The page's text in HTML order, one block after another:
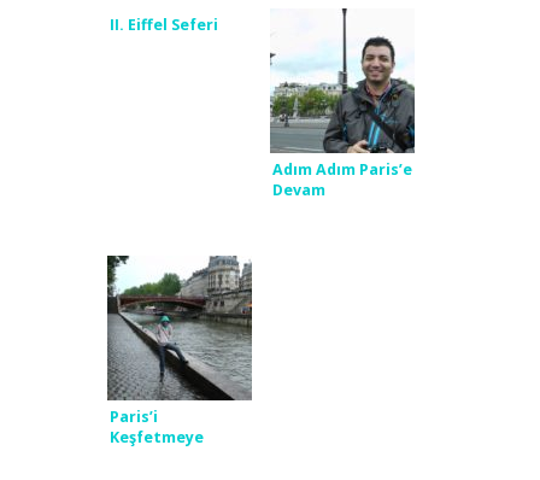
II. Eiffel Seferi
Adım Adım Paris’e
Devam
Paris’i
Keşfetmeye